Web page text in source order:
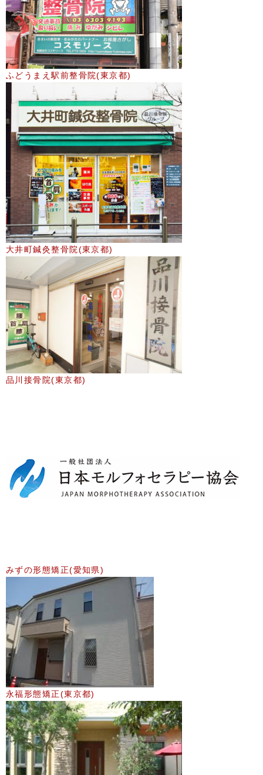
ふどうまえ駅前整骨院(東京都)
大井町鍼灸整骨院(東京都)
品川接骨院(東京都)
みずの形態矯正(愛知県)
永福形態矯正(東京都)